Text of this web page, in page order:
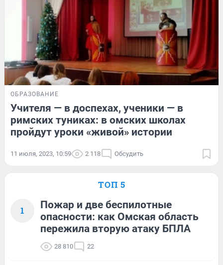
ОБРАЗОВАНИЕ
Учителя — в доспехах, ученики — в
римских туниках: в омских школах
пройдут уроки «живой» истории
11 июля, 2023, 10:59 2 118 Обсудить
ТОП 5
1
Пожар и две беспилотные
опасности: как Омская область
пережила вторую атаку БПЛА
28 810 22